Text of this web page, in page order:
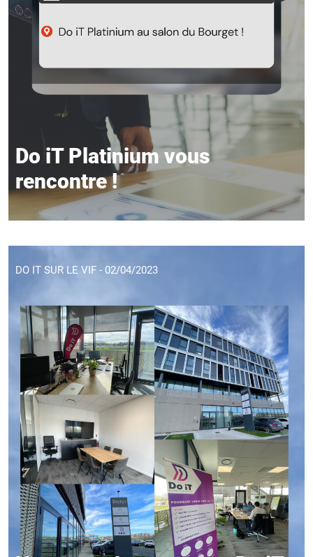
Do iT Platinium vous
rencontre !
DO IT SUR LE VIF - 02/04/2023